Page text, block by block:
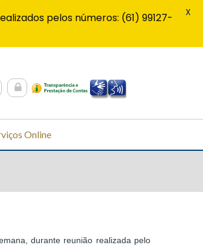
Online
durante reunião realizada pelo
pelos números: (61) 99127-
X